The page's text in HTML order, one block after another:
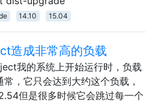
14.10 15.04
造成非常高的负载
我的系统上开始运行时，负载
常，它只会达到大约这个负载，
但是很多时候它会跳过每一个